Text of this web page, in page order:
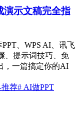
演示文稿完全指
、WPS AI、讯飞
、提示词技巧、免
，一篇搞定你的AI
推荐# AI做PPT